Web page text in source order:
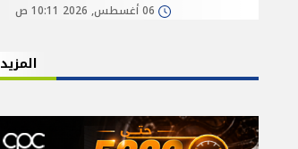
06 أغسطس, 2026 10:11 ص
المزيد